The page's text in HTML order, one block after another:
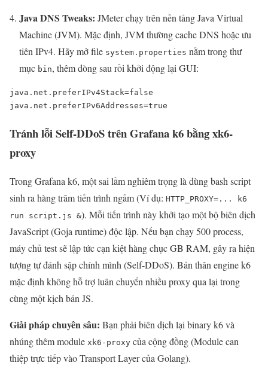
Java DNS Tweaks: JMeter chạy trên nền tảng Java Virtual
Machine (JVM). Mặc định, JVM thường cache DNS hoặc ưu
tiên IPv4. Hãy mở file system.properties nằm trong thư
mục bin, thêm dòng sau rồi khởi động lại GUI:
java.net.preferIPv4Stack=false
java.net.preferIPv6Addresses=true
Tránh lỗi Self-DDoS trên Grafana k6 bằng xk6-
proxy
Trong Grafana k6, một sai lầm nghiêm trọng là dùng bash script
sinh ra hàng trăm tiến trình ngầm (Ví dụ: HTTP_PROXY=... k6
run script.js &). Mỗi tiến trình này khởi tạo một bộ biên dịch
JavaScript (Goja runtime) độc lập. Nếu bạn chạy 500 process,
máy chủ test sẽ lập tức cạn kiệt hàng chục GB RAM, gây ra hiện
tượng tự đánh sập chính mình (Self-DDoS). Bản thân engine k6
mặc định không hỗ trợ luân chuyển nhiều proxy qua lại trong
cùng một kịch bản JS.
Giải pháp chuyên sâu: Bạn phải biên dịch lại binary k6 và
nhúng thêm module xk6-proxy của cộng đồng (Module can
thiệp trực tiếp vào Transport Layer của Golang).